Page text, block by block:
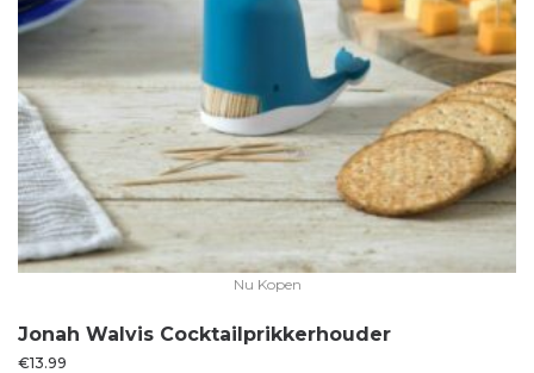
Nu Kopen
Jonah Walvis Cocktailprikkerhouder
€13.99